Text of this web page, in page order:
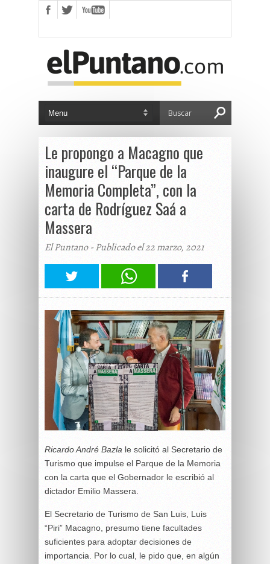
Le propongo a Macagno que
inaugure el “Parque de la
Memoria Completa”, con la
carta de Rodríguez Saá a
Massera
El Puntano - Publicado el 22 marzo, 2021
Ricardo André Bazla le solicitó al Secretario de
Turismo que impulse el Parque de la Memoria
con la carta que el Gobernador le escribió al
dictador Emilio Massera.
El Secretario de Turismo de San Luis, Luis
“Piri” Macagno, presumo tiene facultades
suficientes para adoptar decisiones de
importancia. Por lo cual, le pido que, en algún